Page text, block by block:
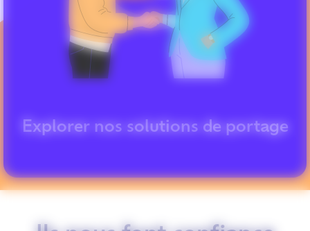
Explorer nos solutions de portage